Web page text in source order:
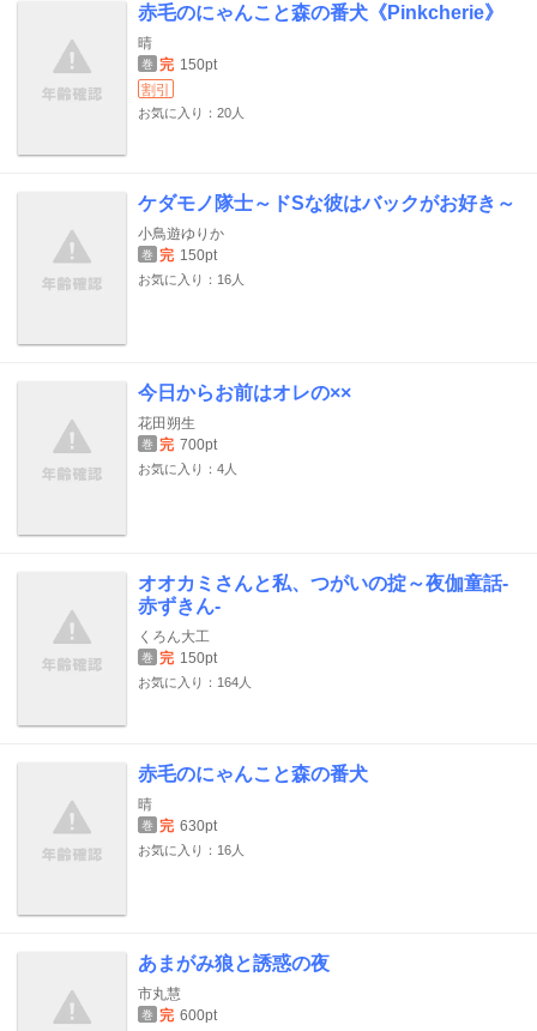
赤毛のにゃんこと森の番犬《Pinkcherie》
晴
巻 完 150pt
割引
お気に入り：20人
ケダモノ隊士～ドSな彼はバックがお好き～
小鳥遊ゆりか
巻 完 150pt
お気に入り：16人
今日からお前はオレの××
花田朔生
巻 完 700pt
お気に入り：4人
オオカミさんと私、つがいの掟～夜伽童話-
赤ずきん-
くろん大工
巻 完 150pt
お気に入り：164人
赤毛のにゃんこと森の番犬
晴
巻 完 630pt
お気に入り：16人
あまがみ狼と誘惑の夜
市丸慧
巻 完 600pt